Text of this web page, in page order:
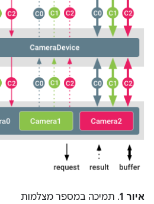
איור 1
. תמיכה במספר מצלמות